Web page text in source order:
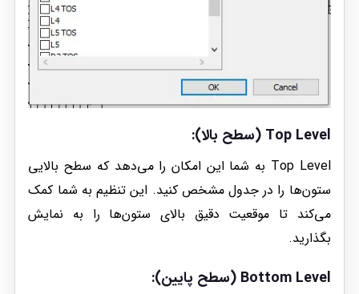
Top Level (سطح بالا):
Top Level به شما این امکان را می‌دهد که سطح بالایی
ستون‌ها را در جدول مشخص کنید. این تنظیم به شما کمک
می‌کند تا موقعیت دقیق بالای ستون‌ها را به نمایش
بگذارید.
Bottom Level (سطح پایین):